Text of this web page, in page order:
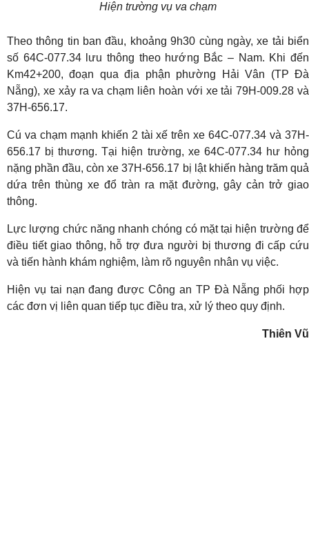
Hiện trường vụ va chạm
Theo thông tin ban đầu, khoảng 9h30 cùng ngày, xe tải biển
số 64C-077.34 lưu thông theo hướng Bắc – Nam. Khi đến
Km42+200, đoạn qua địa phận phường Hải Vân (TP Đà
Nẵng), xe xảy ra va chạm liên hoàn với xe tải 79H-009.28 và
37H-656.17.
Cú va chạm mạnh khiến 2 tài xế trên xe 64C-077.34 và 37H-
656.17 bị thương. Tại hiện trường, xe 64C-077.34 hư hỏng
nặng phần đầu, còn xe 37H-656.17 bị lật khiến hàng trăm quả
dứa trên thùng xe đổ tràn ra mặt đường, gây cản trở giao
thông.
Lực lượng chức năng nhanh chóng có mặt tại hiện trường để
điều tiết giao thông, hỗ trợ đưa người bị thương đi cấp cứu
và tiến hành khám nghiệm, làm rõ nguyên nhân vụ việc.
Hiện vụ tai nạn đang được Công an TP Đà Nẵng phối hợp
các đơn vị liên quan tiếp tục điều tra, xử lý theo quy định.
Thiên Vũ